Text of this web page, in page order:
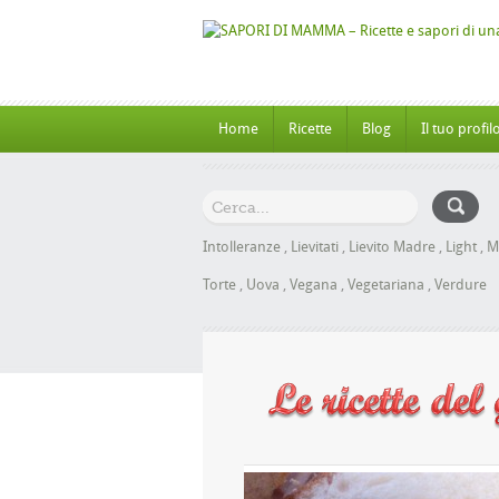
Home Ricette Blog Il tuo profilo
Intolleranze , Lievitati , Lievito Madre , Light ,
Torte , Uova , Vegana , Vegetariana , Verdure